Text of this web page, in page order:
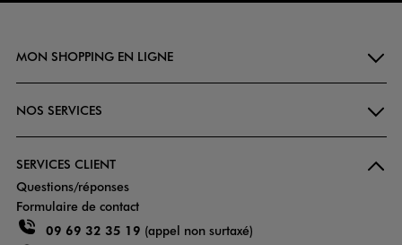
MON SHOPPING EN LIGNE
NOS SERVICES
SERVICES CLIENT
Questions/réponses
Formulaire de contact
09 69 32 35 19 (appel non surtaxé)